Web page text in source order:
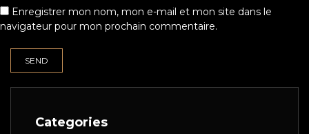
Enregistrer mon nom, mon e-mail et mon site dans le
navigateur pour mon prochain commentaire.
Categories